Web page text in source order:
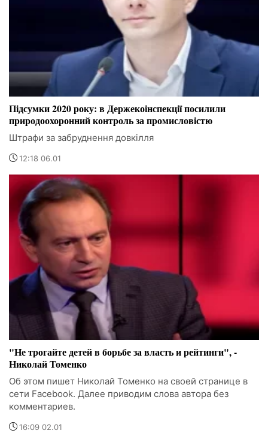
Підсумки 2020 року: в Держекоінспекції посилили
природоохоронний контроль за промисловістю
Штрафи за забруднення довкілля
12:18 06.01
"Не трогайте детей в борьбе за власть и рейтинги", -
Николай Томенко
Об этом пишет Николай Томенко на своей странице в
сети Facebook. Далее приводим слова автора без
комментариев.
16:09 02.01